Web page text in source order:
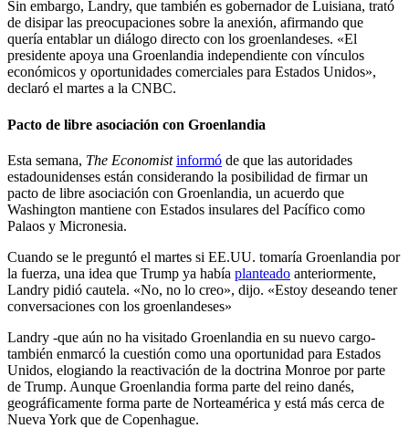
Sin embargo, Landry, que también es gobernador de Luisiana, trató
de disipar las preocupaciones sobre la anexión, afirmando que
quería entablar un diálogo directo con los groenlandeses. «El
presidente apoya una Groenlandia independiente con vínculos
económicos y oportunidades comerciales para Estados Unidos»,
declaró el martes a la CNBC.
Pacto de libre asociación con Groenlandia
Esta semana, The Economist informó de que las autoridades
estadounidenses están considerando la posibilidad de firmar un
pacto de libre asociación con Groenlandia, un acuerdo que
Washington mantiene con Estados insulares del Pacífico como
Palaos y Micronesia.
Cuando se le preguntó el martes si EE.UU. tomaría Groenlandia por
la fuerza, una idea que Trump ya había planteado anteriormente,
Landry pidió cautela. «No, no lo creo», dijo. «Estoy deseando tener
conversaciones con los groenlandeses»
Landry -que aún no ha visitado Groenlandia en su nuevo cargo-
también enmarcó la cuestión como una oportunidad para Estados
Unidos, elogiando la reactivación de la doctrina Monroe por parte
de Trump. Aunque Groenlandia forma parte del reino danés,
geográficamente forma parte de Norteamérica y está más cerca de
Nueva York que de Copenhague.